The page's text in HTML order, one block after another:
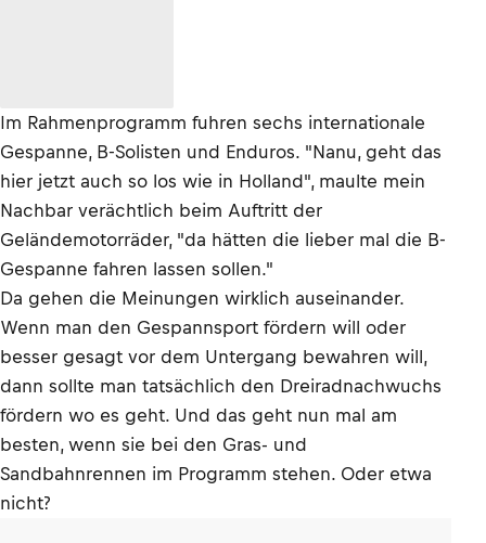
Im Rahmenprogramm fuhren sechs internationale
Gespanne, B-Solisten und Enduros. "Nanu, geht das
hier jetzt auch so los wie in Holland", maulte mein
Nachbar verächtlich beim Auftritt der
Geländemotorräder, "da hätten die lieber mal die B-
Gespanne fahren lassen sollen."
Da gehen die Meinungen wirklich auseinander.
Wenn man den Gespannsport fördern will oder
besser gesagt vor dem Untergang bewahren will,
dann sollte man tatsächlich den Dreiradnachwuchs
fördern wo es geht. Und das geht nun mal am
besten, wenn sie bei den Gras- und
Sandbahnrennen im Programm stehen. Oder etwa
nicht?